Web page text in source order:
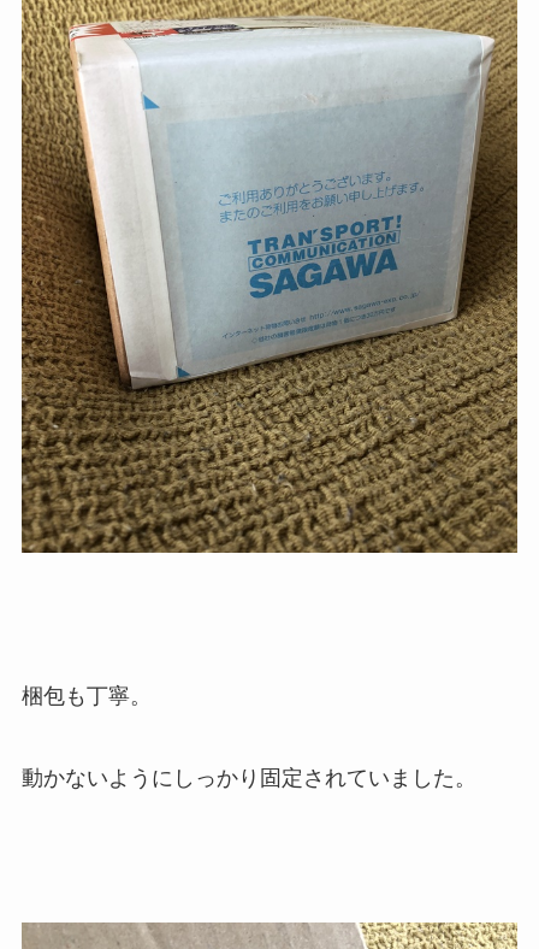
梱包も丁寧。
動かないようにしっかり固定されていました。